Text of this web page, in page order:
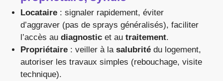
Locataire : signaler rapidement, éviter
d’aggraver (pas de sprays généralisés), faciliter
l’accès au diagnostic et au traitement.
Propriétaire : veiller à la salubrité du logement,
autoriser les travaux simples (rebouchage, visite
technique).